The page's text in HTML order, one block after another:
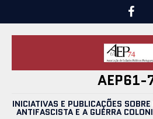
AEP61-
INICIATIVAS E PUBLICAÇÕES
ANTIFASCISTA E A GUERRA